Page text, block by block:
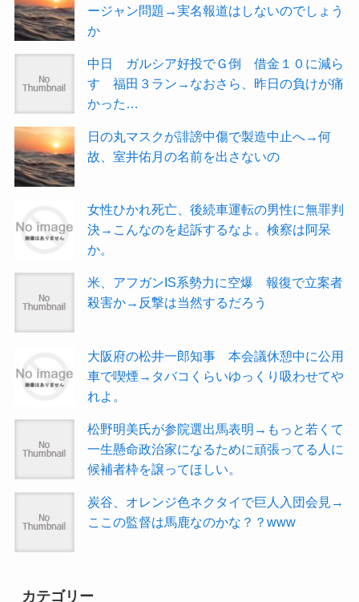
ージャン問題→実名報道はしないのでしょう
か
中日 ガルシア好投でＧ倒 借金１０に減ら
す 福田３ラン→なおさら、昨日の負けが痛
かった…
日の丸マスクが誹謗中傷で製造中止へ→何
故、室井佑月の名前を出さないの
女性ひかれ死亡、後続車運転の男性に無罪判
決→こんなのを起訴するなよ。検察は阿呆
か。
米、アフガンIS系勢力に空爆 報復で立案者
殺害か→反撃は当然するだろう
大阪府の松井一郎知事 本会議休憩中に公用
車で喫煙→タバコくらいゆっくり吸わせてや
れよ。
松野明美氏が参院選出馬表明→もっと若くて
一生懸命政治家になるために頑張ってる人に
候補者枠を譲ってほしい。
炭谷、オレンジ色ネクタイで巨人入団会見→
ここの監督は馬鹿なのかな？？www
カテゴリー